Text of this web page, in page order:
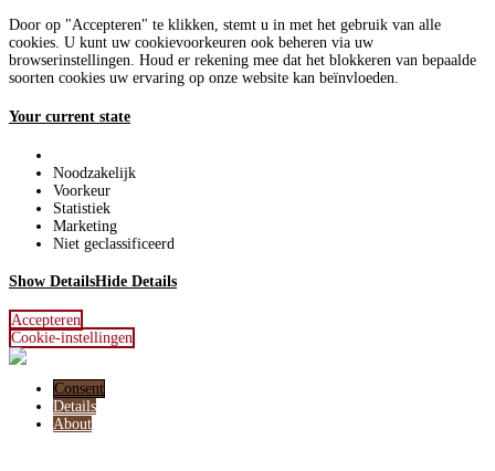
Door op "Accepteren" te klikken, stemt u in met het gebruik van alle
cookies. U kunt uw cookievoorkeuren ook beheren via uw
browserinstellingen. Houd er rekening mee dat het blokkeren van bepaalde
soorten cookies uw ervaring op onze website kan beïnvloeden.
Your current state
Noodzakelijk
Voorkeur
Statistiek
Marketing
Niet geclassificeerd
Show DetailsHide Details
Accepteren
Cookie-instellingen
Consent
Details
About